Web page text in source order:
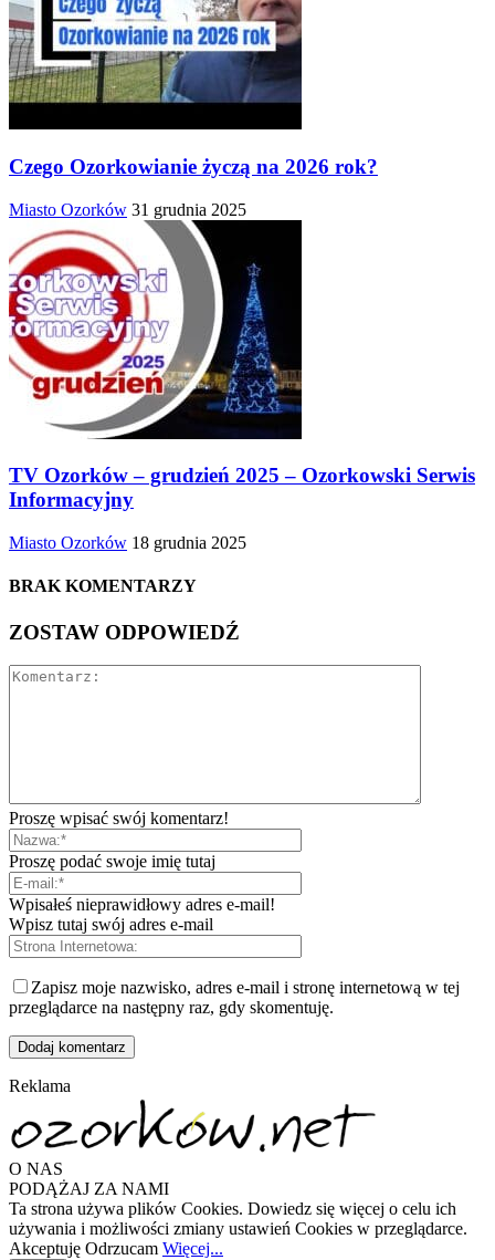
Czego Ozorkowianie życzą na 2026 rok?
Miasto Ozorków 31 grudnia 2025
TV Ozorków – grudzień 2025 – Ozorkowski Serwis
Informacyjny
Miasto Ozorków 18 grudnia 2025
BRAK KOMENTARZY
ZOSTAW ODPOWIEDŹ
Proszę wpisać swój komentarz!
Proszę podać swoje imię tutaj
Wpisałeś nieprawidłowy adres e-mail!
Wpisz tutaj swój adres e-mail
Zapisz moje nazwisko, adres e-mail i stronę internetową w tej
przeglądarce na następny raz, gdy skomentuję.
Reklama
O NAS
PODĄŻAJ ZA NAMI
Ta strona używa plików Cookies. Dowiedz się więcej o celu ich
używania i możliwości zmiany ustawień Cookies w przeglądarce.
Akceptuję Odrzucam Więcej...